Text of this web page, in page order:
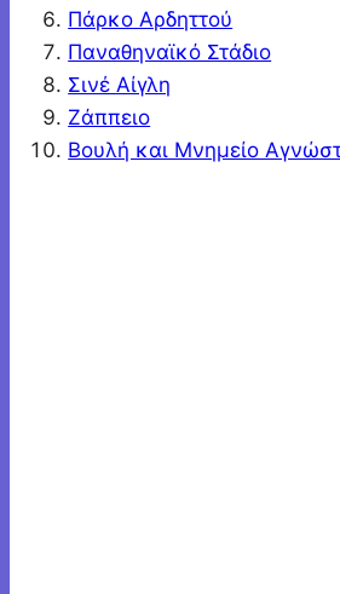
Πάρκο Αρδηττού
Παναθηναϊκό Στάδιο
Σινέ Αίγλη
Ζάππειο
Βουλή και Μνημείο